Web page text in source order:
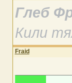
Глеб
Кили
Fraid